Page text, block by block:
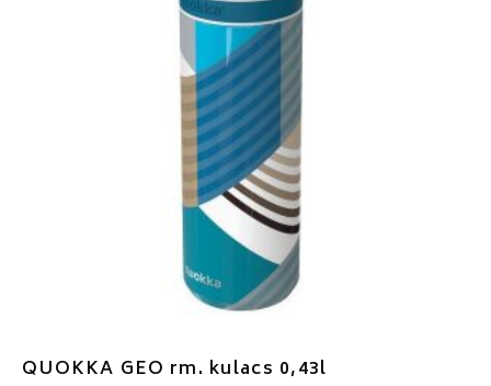
QUOKKA GEO rm. kulacs 0,43l